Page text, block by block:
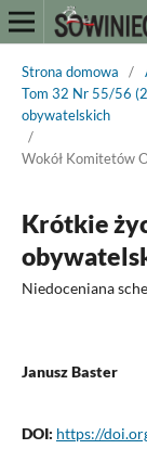
Strona domowa /
Tom 32 Nr 55/56
obywatelskich
/
Wokół Komitetów
Krótkie
Niedoceniana
Janusz Baster
DOI: https://